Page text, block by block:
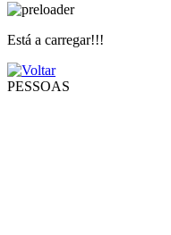
Está a carregar!!!
PESSOAS